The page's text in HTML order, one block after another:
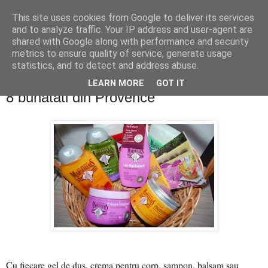
PentruDive.ro
miercuri, 9 iulie 2014
Concurs Le Petit Marseillais: 5 premii x
8 bunatati din Provence
Cu fiecare gel de dus, crema pentru corp, sampon, balsam sau
This site uses cookies from Google to deliver its services
and to analyze traffic. Your IP address and user-agent are
shared with Google along with performance and security
metrics to ensure quality of service, generate usage
statistics, and to detect and address abuse.
LEARN MORE GOT IT